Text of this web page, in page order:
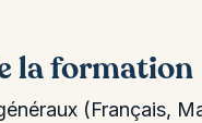
la formation
(Français,